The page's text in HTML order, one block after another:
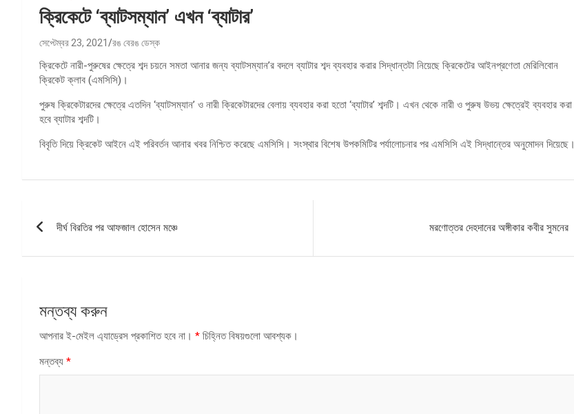
ক্রিকেটে ‘ব্যাটসম্যান’ এখন ‘ব্যাটার’
সেপ্টেম্বর 23, 2021 রঙ বেরঙ ডেস্ক
ক্রিকেটে নারী-পুরুষের ক্ষেত্রে শব্দ চয়নে সমতা আনার জন্য ব্যাটসম্যান’র বদলে ব্যাটার শব্দ ব্যবহার করার সিদ্ধান্তটা নিয়েছে ক্রিকেটের আইনপ্রণেতা মেরিলিবোন
ক্রিকেট ক্লাব (এমসিসি)।
পুরুষ ক্রিকেটারদের ক্ষেত্রে এতদিন ‘ব্যাটসম্যান’ ও নারী ক্রিকেটারদের বেলায় ব্যবহার করা হতো ‘ব্যাটার’ শব্দটি। এখন থেকে নারী ও পুরুষ উভয় ক্ষেত্রেই ব্যবহার করা
হবে ব্যাটার শব্দটি।
বিবৃতি দিয়ে ক্রিকেট আইনে এই পরিবর্তন আনার খবর নিশ্চিত করেছে এমসিসি। সংস্থার বিশেষ উপকমিটির পর্যালোচনার পর এমসিসি এই সিদ্ধান্তের অনুমোদন দিয়েছে।
দীর্ঘ বিরতির পর আফজাল হোসেন মঞ্চে মরণোত্তর দেহদানের অঙ্গীকার কবীর সুমনের
মন্তব্য করুন
আপনার ই-মেইল এ্যাড্রেস প্রকাশিত হবে না। * চিহ্নিত বিষয়গুলো আবশ্যক।
মন্তব্য *